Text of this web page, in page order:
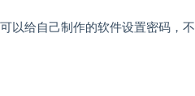
以给自己制作的软件设置密码，不